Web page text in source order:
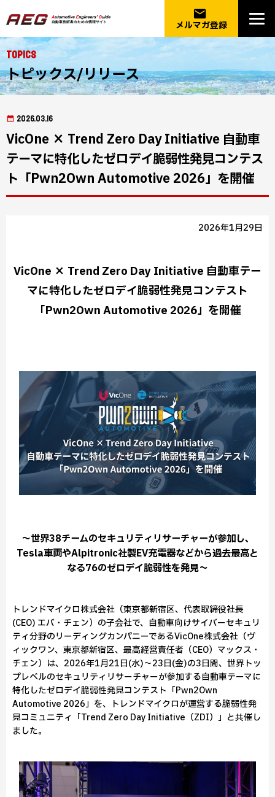
email
メルマガ登録
Topics
トピックス/リリース
2026.03.16
VicOne × Trend Zero Day Initiative 自動車
テーマに特化したゼロデイ脆弱性発見コンテス
ト「Pwn2Own Automotive 2026」を開催
2026年1月29日
VicOne × Trend Zero Day Initiative 自動車テー
マに特化したゼロデイ脆弱性発見コンテスト
「Pwn2Own Automotive 2026」を開催
～世界38チームのセキュリティリサーチャーが参加し、
Tesla車両やAlpitronic社製EV充電器などから過去最高と
なる76のゼロデイ脆弱性を発見～
トレンドマイクロ株式会社（東京都新宿区、代表取締役社長
(CEO) エバ・チェン）の子会社で、自動車向けサイバーセキュリ
ティ分野のリーディングカンパニーであるVicOne株式会社（ヴ
ィックワン、東京都新宿区、最高経営責任者（CEO）マックス・
チェン）は、2026年1月21日(水)～23日(金)の3日間、世界トッ
プレベルのセキュリティリサーチャーが参加する自動車テーマに
特化したゼロデイ脆弱性発見コンテスト「Pwn2Own
Automotive 2026」を、トレンドマイクロが運営する脆弱性発
見コミュニティ「Trend Zero Day Initiative（ZDI）」と共催し
ました。